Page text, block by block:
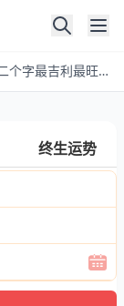
2个字女人好运的微信名字 二个字最吉利最旺财的微信名
终生运势